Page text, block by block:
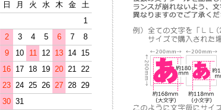
日
月 火 水 木 金
土
1
2
3 4 5 6 7
8
9
10 11 12 13 14 15
16 17 18 19 20 21 22
23 24 25 26 27 28 29
30 31